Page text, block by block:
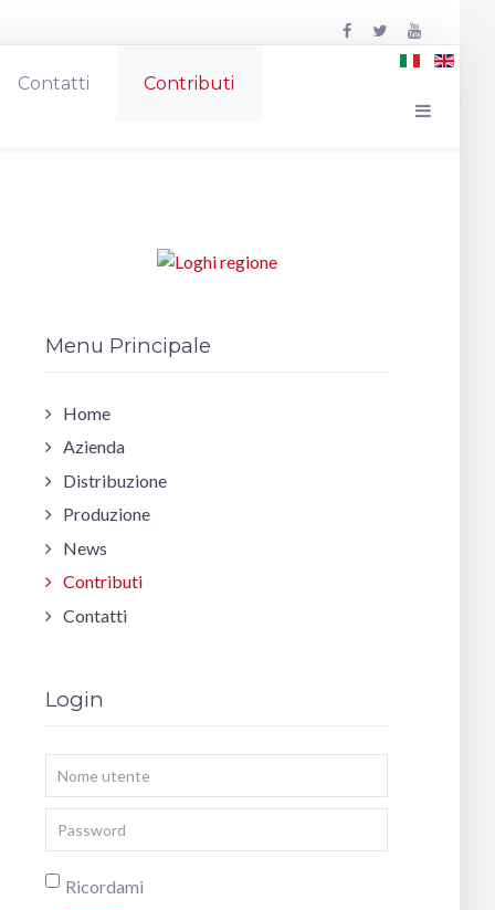
Contatti Contributi
Menu Principale
Home
Azienda
Distribuzione
Produzione
News
Contributi
Contatti
Login
Nome
utente
Password
Ricordami